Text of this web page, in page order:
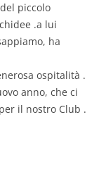
piccolo
.a lui
ha
ospitalità .
anno, che ci
il nostro Club .